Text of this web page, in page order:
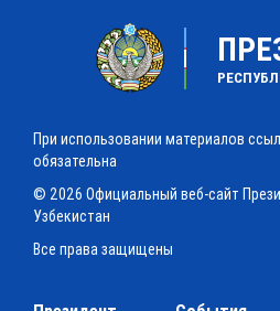
При использовании материалов
обязательна
© 2026 Официальный веб-сайт
Узбекистан
Все права защищены